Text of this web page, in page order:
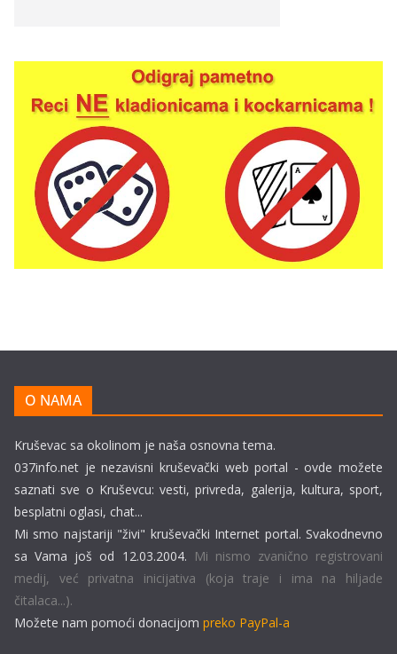
O NAMA
Kruševac sa okolinom je naša osnovna tema.
037info.net je nezavisni kruševački web portal - ovde možete
saznati sve o Kruševcu: vesti, privreda, galerija, kultura, sport,
besplatni oglasi, chat...
Mi smo najstariji "živi" kruševački Internet portal. Svakodnevno
sa Vama još od 12.03.2004. Mi nismo zvanično registrovani
medij, već privatna inicijativa (koja traje i ima na hiljade
čitalaca...).
Možete nam pomoći donacijom preko PayPal-a